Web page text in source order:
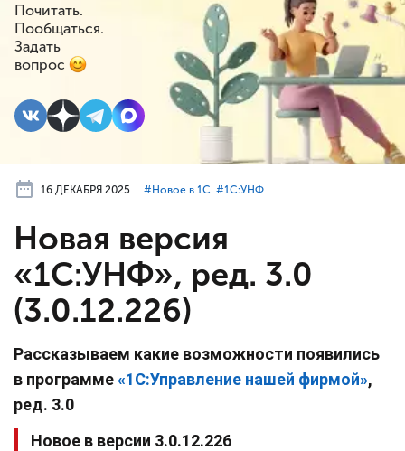
Почитать.
Пообщаться.
Задать
вопрос
16 ДЕКАБРЯ 2025 #⁣Новое в 1С #⁣1С:УНФ
Новая версия
«1С:УНФ», ред. 3.0
(3.0.12.226)
Рассказываем какие возможности появились
в программе«1С:Управление нашей фирмой»,
ред. 3.0
Новое в версии 3.0.12.226